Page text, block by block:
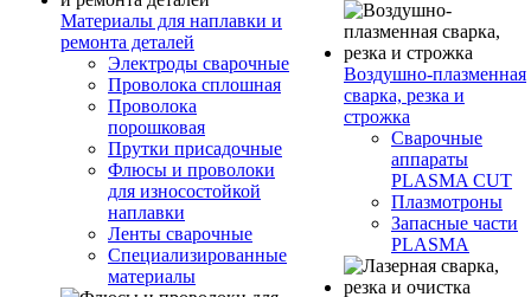
Материалы для наплавки и
ремонта деталей
Электроды сварочные
Проволока сплошная
Проволока
порошковая
Прутки присадочные
Флюсы и проволоки
для износостойкой
наплавки
Ленты сварочные
Специализированные
материалы
Воздушно-плазменная
сварка, резка и
строжка
Сварочные
аппараты
PLASMA CUT
Плазмотроны
Запасные части
PLASMA